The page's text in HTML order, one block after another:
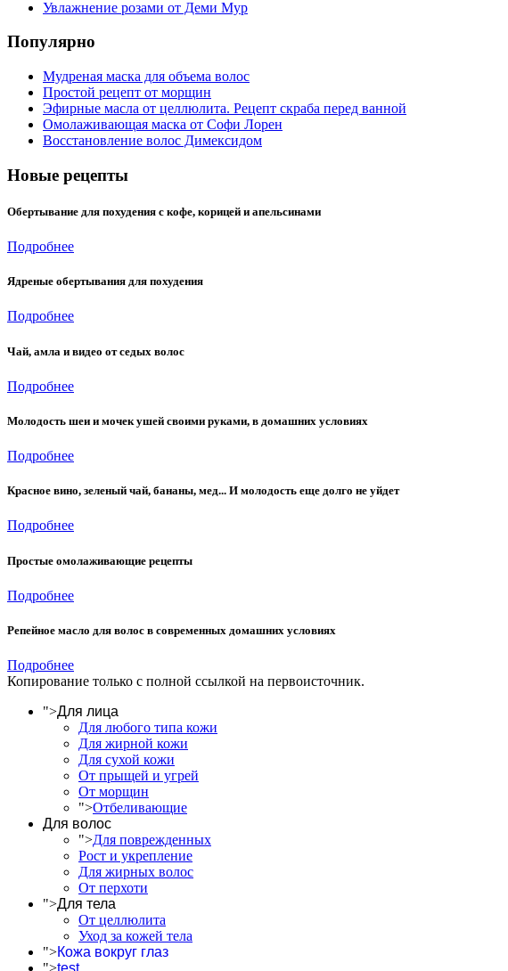
Увлажнение розами от Деми Мур
Популярно
Мудреная маска для объема волос
Простой рецепт от морщин
Эфирные масла от целлюлита. Рецепт скраба перед ванной
Омолаживающая маска от Софи Лорен
Восстановление волос Димексидом
Новые рецепты
Обертывание для похудения с кофе, корицей и апельсинами
Подробнее
Ядреные обертывания для похудения
Подробнее
Чай, амла и видео от седых волос
Подробнее
Молодость шеи и мочек ушей своими руками, в домашних условиях
Подробнее
Красное вино, зеленый чай, бананы, мед... И молодость еще долго не уйдет
Подробнее
Простые омолаживающие рецепты
Подробнее
Репейное масло для волос в современных домашних условиях
Подробнее
Копирование только с полной ссылкой на первоисточник.
">Для лица
Для любого типа кожи
Для жирной кожи
Для сухой кожи
От прыщей и угрей
От морщин
">Отбеливающие
Для волос
">Для поврежденных
Рост и укрепление
Для жирных волос
От перхоти
">Для тела
От целлюлита
Уход за кожей тела
">Кожа вокруг глаз
">test